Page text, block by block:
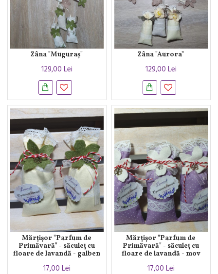
Zâna "Muguraș"
129,00 Lei
Zâna "Aurora"
129,00 Lei
Mărțișor "Parfum de
Primăvară" - săculeț cu
floare de lavandă - galben
17,00 Lei
Mărțișor "Parfum de
Primăvară" - săculeț cu
floare de lavandă - mov
17,00 Lei